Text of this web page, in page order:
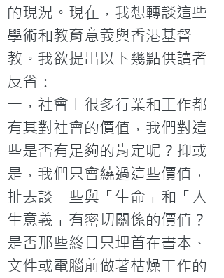
的現況。現在，我想轉談這些
學術和教育意義與香港基督
教。我欲提出以下幾點供讀者
反省：
一，社會上很多行業和工作都
有其對社會的價值，我們對這
些是否有足夠的肯定呢？抑或
是，我們只會繞過這些價值，
扯去談一些與「生命」和「人
生意義」有密切關係的價值？
是否那些終日只埋首在書本、
文件或電腦前做著枯燥工作的